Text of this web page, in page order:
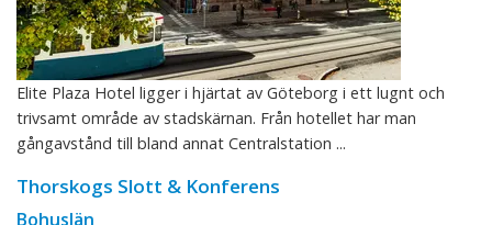
Elite Plaza Hotel ligger i hjärtat av Göteborg i ett lugnt och
trivsamt område av stadskärnan. Från hotellet har man
gångavstånd till bland annat Centralstation ...
Thorskogs Slott & Konferens
Bohuslän